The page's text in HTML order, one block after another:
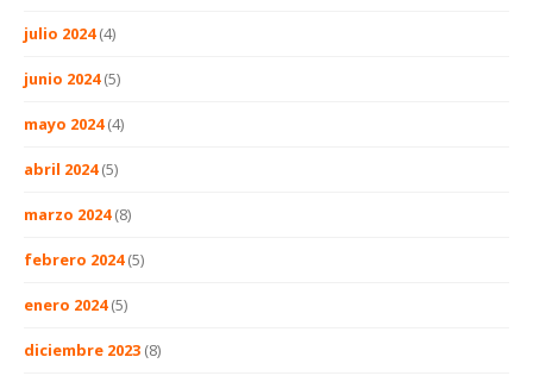
julio 2024(4)
junio 2024(5)
mayo 2024(4)
abril 2024(5)
marzo 2024(8)
febrero 2024(5)
enero 2024(5)
diciembre 2023 (8)